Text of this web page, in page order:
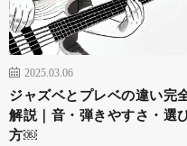
2025.03.06
ジャズベとプレベの違い完
解説｜音・弾きやすさ・選
方￼